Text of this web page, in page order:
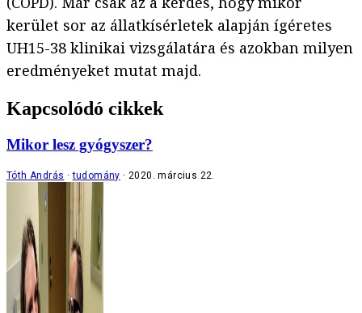
kerület sor az állatkísérletek alapján ígéretes
UH15-38 klinikai vizsgálatára és azokban milyen
eredményeket mutat majd.
Kapcsolódó cikkek
Mikor lesz gyógyszer?
Tóth András tudomány 2020. március 22.